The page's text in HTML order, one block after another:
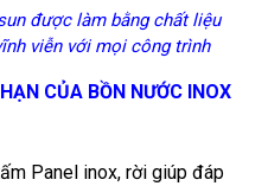
được làm bằng chất liệu
viễn với mọi công trình
CỦA BỒN NƯỚC INOX
Panel inox, rời giúp đáp